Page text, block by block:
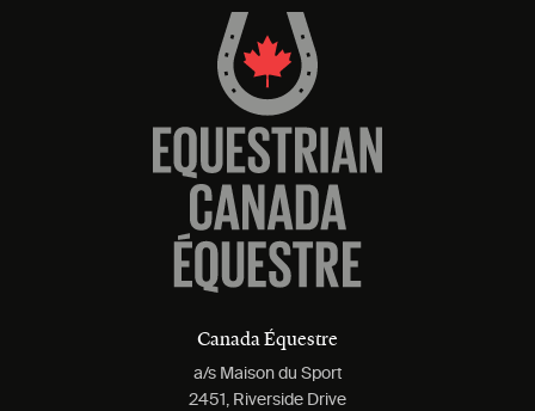
Canada Équestre
a/s Maison du Sport
2451, Riverside Drive